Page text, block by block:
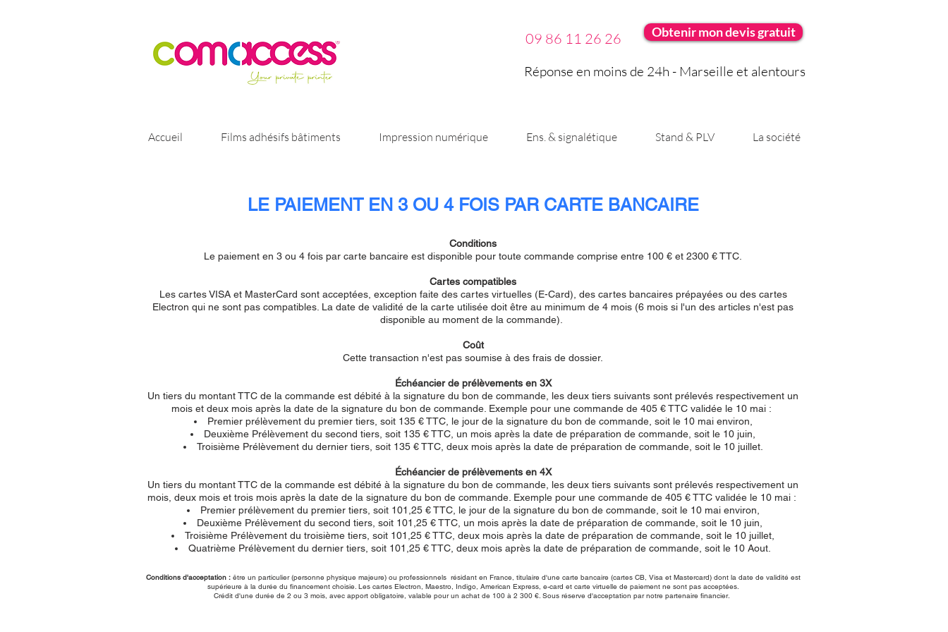
09 86 11 26 26 Obtenir mon devis gratuit
Réponse en moins de 24h - Marseille et alentours
Accueil Films adhésifs bâtiments Impression numérique Ens. & signalétique Stand & PLV La société
LE PAIEMENT EN 3 OU 4 FOIS PAR CARTE BANCAIRE
Conditions
Le paiement en 3 ou 4 fois par carte bancaire est disponible pour toute commande comprise entre 100 € et 2300 € TTC.
Cartes compatibles
Les cartes VISA et MasterCard sont acceptées, exception faite des cartes virtuelles (E-Card), des cartes bancaires prépayées ou des cartes
Electron qui ne sont pas compatibles. La date de validité de la carte utilisée doit être au minimum de 4 mois (6 mois si l'un des articles n'est pas
disponible au moment de la commande).
Coût
Cette transaction n'est pas soumise à des frais de dossier.
Échéancier de prélèvements en 3X
Un tiers du montant TTC de la commande est débité à la signature du bon de commande, les deux tiers suivants sont prélevés respectivement un
mois et deux mois après la date de la signature du bon de commande. Exemple pour une commande de 405 € TTC validée le 10 mai :
Premier prélèvement du premier tiers, soit 135 € TTC, le jour de la signature du bon de commande, soit le 10 mai environ,
Deuxième Prélèvement du second tiers, soit 135 € TTC, un mois après la date de préparation de commande, soit le 10 juin,
Troisième Prélèvement du dernier tiers, soit 135 € TTC, deux mois après la date de préparation de commande, soit le 10 juillet.
Échéancier de prélèvements en 4X
Un tiers du montant TTC de la commande est débité à la signature du bon de commande, les deux tiers suivants sont prélevés respectivement un
mois, deux mois et trois mois après la date de la signature du bon de commande. Exemple pour une commande de 405 € TTC validée le 10 mai :
Premier prélèvement du premier tiers, soit 101,25 € TTC, le jour de la signature du bon de commande, soit le 10 mai environ,
Deuxième Prélèvement du second tiers, soit 101,25 € TTC, un mois après la date de préparation de commande, soit le 10 juin,
Troisième Prélèvement du troisième tiers, soit 101,25 € TTC, deux mois après la date de préparation de commande, soit le 10 juillet,
Quatrième Prélèvement du dernier tiers, soit 101,25 € TTC, deux mois après la date de préparation de commande, soit le 10 Aout.
Conditions d'acceptation :être un particulier (personne physique majeure) ou professionnels résidant en France, titulaire d'une carte bancaire (cartes CB, Visa et Mastercard) dont la date de validité est
supérieure à la durée du financement choisie. Les cartes Electron, Maestro, Indigo, American Express, e-card et carte virtuelle de paiement ne sont pas acceptées.
Crédit d'une durée de 2 ou 3 mois, avec apport obligatoire, valable pour un achat de 100 à 2 300 €. Sous réserve d'acceptation par notre partenaire financier.